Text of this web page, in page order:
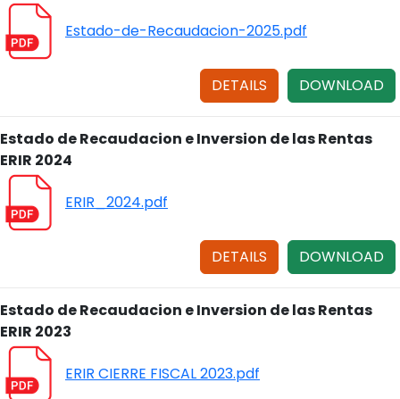
Estado-de-Recaudacion-2025.pdf
DOWNLOAD
DETAILS
Estado de Recaudacion e Inversion de las Rentas
ERIR 2024
ERIR_2024.pdf
DOWNLOAD
DETAILS
Estado de Recaudacion e Inversion de las Rentas
ERIR 2023
ERIR CIERRE FISCAL 2023.pdf